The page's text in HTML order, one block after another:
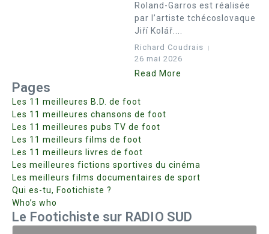
Roland-Garros est réalisée
par l’artiste tchécoslovaque
Jiří Kolář....
Richard Coudrais
26 mai 2026
Read More
Pages
Les 11 meilleures B.D. de foot
Les 11 meilleures chansons de foot
Les 11 meilleures pubs TV de foot
Les 11 meilleurs films de foot
Les 11 meilleurs livres de foot
Les meilleures fictions sportives du cinéma
Les meilleurs films documentaires de sport
Qui es-tu, Footichiste ?
Who’s who
Le Footichiste sur RADIO SUD